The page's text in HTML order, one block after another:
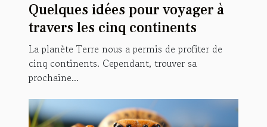
Quelques idées pour voyager à
travers les cinq continents
La planète Terre nous a permis de profiter de
cinq continents. Cependant, trouver sa
prochaine...